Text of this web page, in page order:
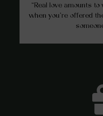
“Real love amounts
when you’re offered